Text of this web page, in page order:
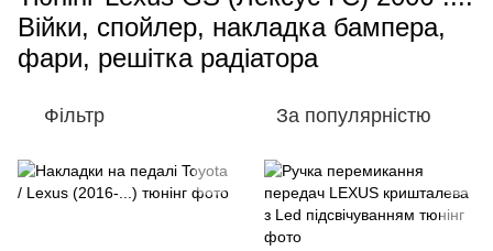
Війки, спойлер, накладка бампера,
фари, решітка радіатора
Фільтр За популярністю